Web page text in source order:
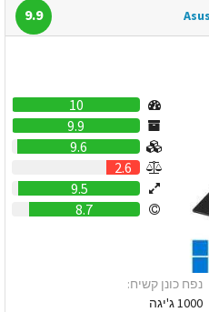
9.9
10
9.9
9.6
2.6
9.5
8.7
נפח כונן קשיח:
1000 ג'יגה